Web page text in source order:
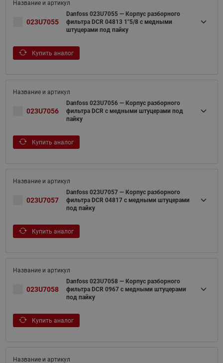
023U7055
Danfoss 023U7055 — Корпус разборного
фильтра DCR 04813 1"5/8 с медными
штуцерами под пайку
Купить аналог
023U7056
Danfoss 023U7056 — Корпус разборного
фильтра DCR с медными штуцерами под
пайку
Купить аналог
023U7057
Danfoss 023U7057 — Корпус разборного
фильтра DCR 04817 с медными штуцерами
под пайку
Купить аналог
023U7058
Danfoss 023U7058 — Корпус разборного
фильтра DCR 0967 с медными штуцерами
под пайку
Купить аналог